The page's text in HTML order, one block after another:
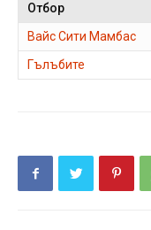
Отбор
Вайс Сити Мамбас
Гълъбите